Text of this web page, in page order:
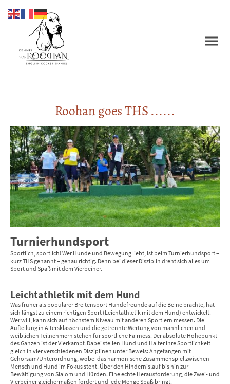
Roohan goes THS ......
Turnierhundsport
Sportlich, sportlich! Wer Hunde und Bewegung liebt, ist beim Turnierhundsport –
kurz THS genannt – genau richtig. Denn bei dieser Disziplin dreht sich alles um
Sport und Spaß mit dem Vierbeiner.
Leichtathletik mit dem Hund
Was früher als populärer Breitensport Hundefreunde auf die Beine brachte, hat
sich längst zu einem richtigen Sport (Leichtathletik mit dem Hund) entwickelt.
Wer will, kann sich auf höchstem Niveau mit anderen Sportlern messen. Die
Aufteilung in Altersklassen und die getrennte Wertung von männlichen und
weiblichen Teilnehmern stehen für sportliche Fairness. Der absolute Höhepunkt
des Ganzen ist der Vierkampf. Dabei stellen Hund und Halter ihre Sportlichkeit
gleich in vier verschiedenen Disziplinen unter Beweis: Angefangen mit
Gehorsam/Unterordnung, wobei das harmonische Zusammenspiel zwischen
Mensch und Hund im Fokus steht. Über den Hindernislauf bis hin zur
Bewältigung von Slalom und Hürden. Eine echte Herausforderung, die Zwei- und
Vierbeiner gleichermaßen fordert und jede Menge Spaß bringt.